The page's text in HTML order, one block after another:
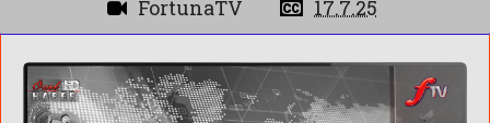
FortunaTV 17.7.25